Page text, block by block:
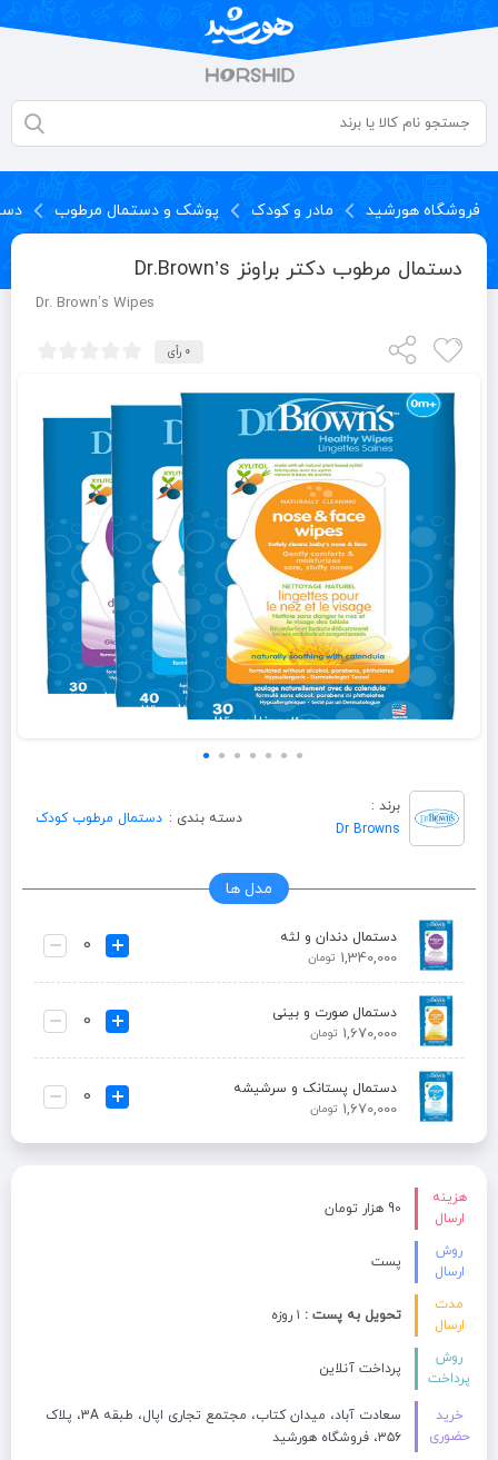
فروشگاه هورشید مادر و کودک پوشک و دستمال مرطوب
دستمال مرطوب دکتر براونز Dr.Brown’s
Dr. Brown’s Wipes
0 رأی
برند :
Dr Browns
دسته بندی : دستمال مرطوب کودک
مدل ها
دستمال دندان و لثه
1,340,000 تومان
دستمال صورت و بینی
1,670,000 تومان
دستمال پستانک و سرشیشه
1,670,000 تومان
هزینه
ارسال
90 هزار تومان
روش
ارسال
پست
مدت
ارسال
تحویل به پست :
روش
پرداخت
پرداخت آنلاین
خرید
حضوری
سعادت آباد، میدان کتاب، مجتمع تجاری اپال، طبقه 3A، پلاک
۳۵۶، فروشگاه هورشید